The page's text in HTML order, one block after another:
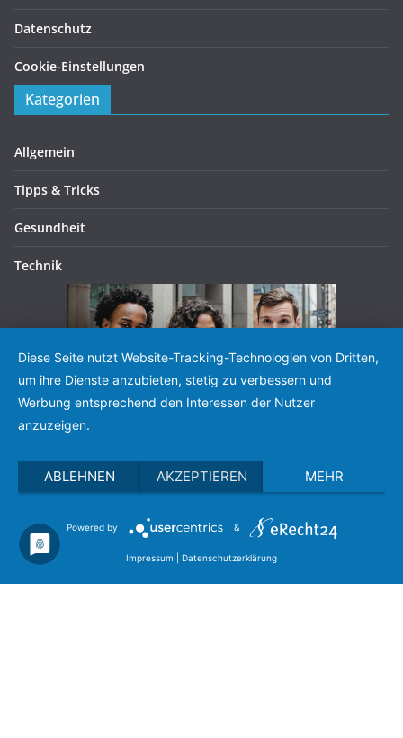
Datenschutz
Cookie-Einstellungen
Kategorien
Allgemein
Tipps & Tricks
Gesundheit
Technik
vorbehalten.
Theme:
von ThemeGrill. Präsentiert von
Diese Seite nutzt Website-Tracking-Technologien von Dritten,
um ihre Dienste anzubieten, stetig zu verbessern und
Werbung entsprechend den Interessen der Nutzer
anzuzeigen.
ABLEHNEN AKZEPTIEREN MEHR
Powered by &
Impressum Datenschutzerklärung